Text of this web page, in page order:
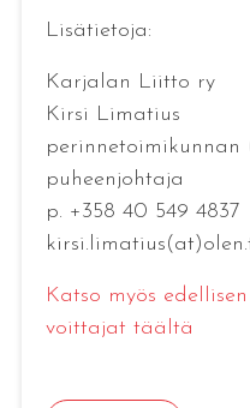
Lisätietoja:
Karjalan Liitto ry
Kirsi Limatius
perinnetoimikunnan
puheenjohtaja
p. +358 40 549 4837
Katso myös
voittajat täältä